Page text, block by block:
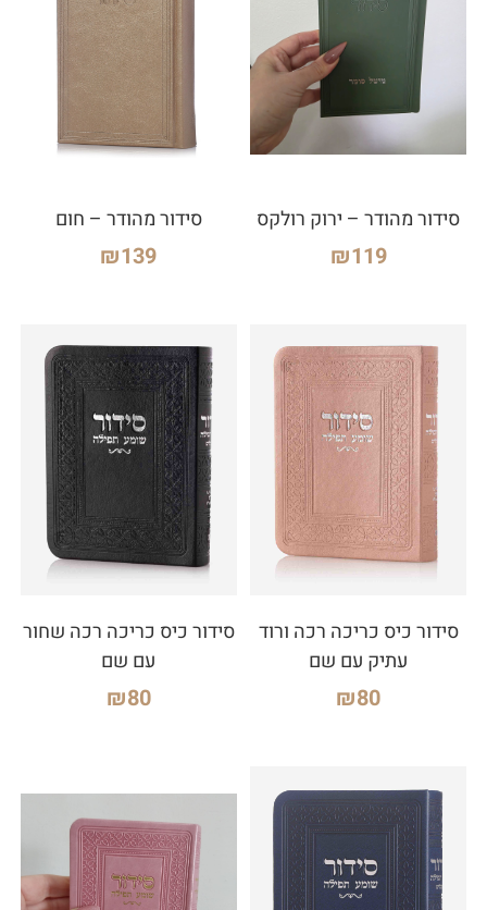
סידור מהודר – ירוק רולקס
₪119
סידור מהודר – חום
₪139
סידור כיס כריכה רכה ורוד
עתיק עם שם
₪80
סידור כיס כריכה רכה שחור
עם שם
₪80